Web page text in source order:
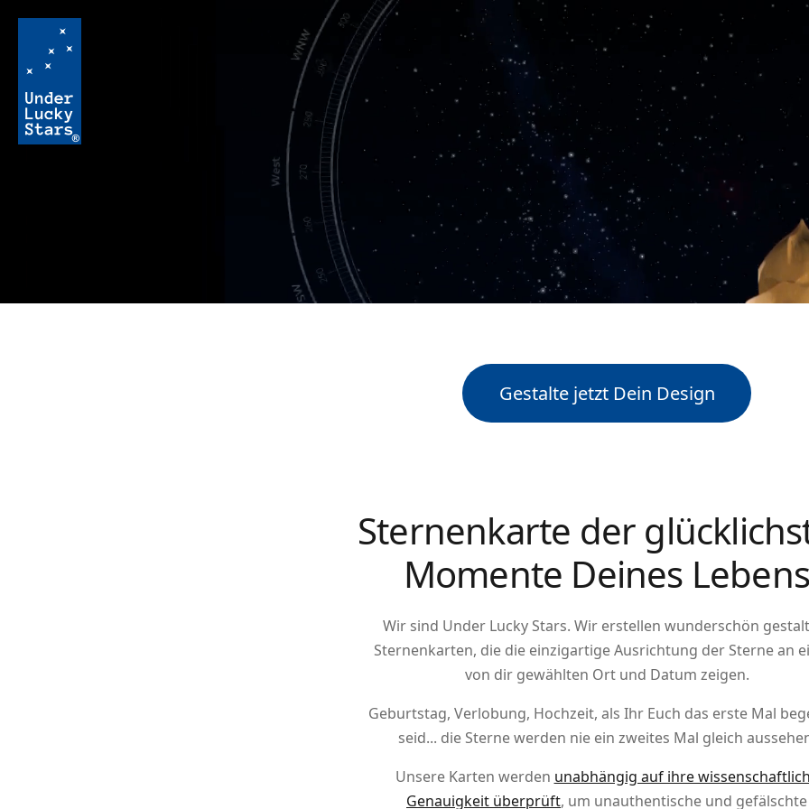
Gestalte jetzt Dein Design
Sternenkarte der
Momente Deines Lebens
Wir sind Under Lucky Stars. Wir erstellen wunderschön
Sternenkarten, die die einzigartige Ausrichtung der Sterne an
von dir gewählten Ort und Datum zeigen.
Geburtstag, Verlobung, Hochzeit, als Ihr Euch das erste Mal
seid... die Sterne werden nie ein zweites Mal gleich
Unsere Karten werden unabhängig auf ihre
Genauigkeit überprüft, um unauthentische und gefälschte